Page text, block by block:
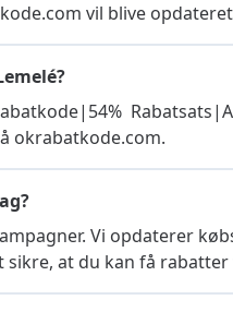
vil blive
okrabatkode.com.
Vi opdaterer
at du kan få rabatter